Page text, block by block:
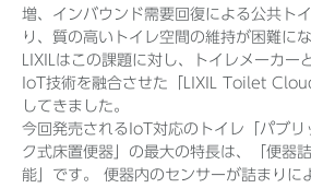
増、インバウンド需要回復による公共ト
り、質の高いトイレ空間の維持が困難に
LIXILはこの課題に対し、トイレメーカー
IoT技術を融合させた「LIXIL Toilet
してきました。
今回発売されるIoT対応のトイレ「パブリ
ク式床置便器」の最大の特長は、「便器
能」です。 便器内のセンサーが詰まりに